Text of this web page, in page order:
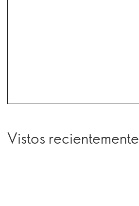
Vistos recientemente